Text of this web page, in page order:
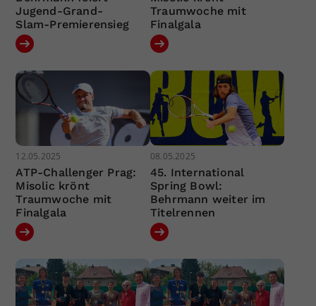
Jugend-Grand-
Slam-Premierensieg
Traumwoche mit
Finalgala
12.05.2025
ATP-Challenger Prag:
Misolic krönt
Traumwoche mit
Finalgala
08.05.2025
45. International
Spring Bowl:
Behrmann weiter im
Titelrennen